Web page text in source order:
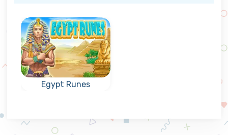
Egypt Runes
in Egypte: bereik